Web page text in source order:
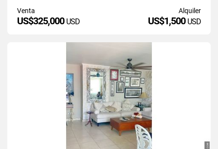
Venta
US$325,000 USD
Alquiler
US$1,500 USD